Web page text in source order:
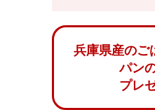
兵庫県産のご
パン
プレ